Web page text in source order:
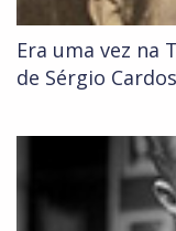
Era uma vez na
de Sérgio